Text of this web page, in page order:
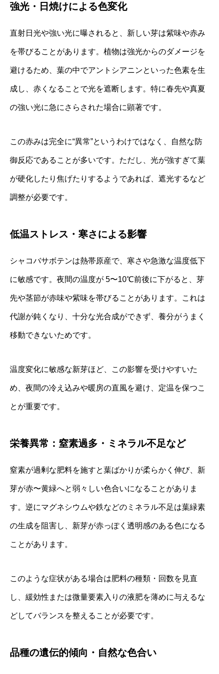
強光・日焼けによる色変化
直射日光や強い光に曝されると、新しい芽は紫味や赤み
を帯びることがあります。植物は強光からのダメージを
避けるため、葉の中でアントシアニンといった色素を生
成し、赤くなることで光を遮断します。特に春先や真夏
の強い光に急にさらされた場合に顕著です。
この赤みは完全に“異常”というわけではなく、自然な防
御反応であることが多いです。ただし、光が強すぎて葉
が硬化したり焦げたりするようであれば、遮光するなど
調整が必要です。
低温ストレス・寒さによる影響
シャコバサボテンは熱帯原産で、寒さや急激な温度低下
に敏感です。夜間の温度が 5〜10℃前後に下がると、芽
先や茎節が赤味や紫味を帯びることがあります。これは
代謝が鈍くなり、十分な光合成ができず、養分がうまく
移動できないためです。
温度変化に敏感な新芽ほど、この影響を受けやすいた
め、夜間の冷え込みや暖房の直風を避け、定温を保つこ
とが重要です。
栄養異常：窒素過多・ミネラル不足など
窒素が過剰な肥料を施すと葉ばかりが柔らかく伸び、新
芽が赤〜黄緑へと弱々しい色合いになることがありま
す。逆にマグネシウムや鉄などのミネラル不足は葉緑素
の生成を阻害し、新芽が赤っぽく透明感のある色になる
ことがあります。
このような症状がある場合は肥料の種類・回数を見直
し、緩効性または微量要素入りの液肥を薄めに与えるな
どしてバランスを整えることが必要です。
品種の遺伝的傾向・自然な色合い